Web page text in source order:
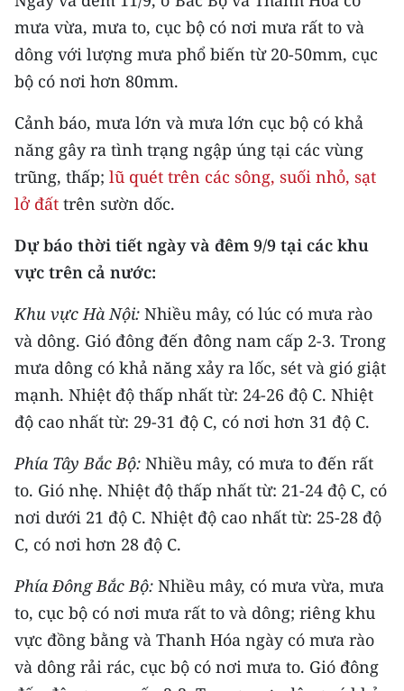
Media Thể thao
Media Giáo dục
Media Y tế
Media Khoa học - Công nghệ
Media Môi trường
Ảnh
Infographic
TIN MỚI
TIN ĐỊA PHƯƠNG
Trung du và miền núi phía Bắc
Đồng bằng sông Hồng
Bắc Trung Bộ
Duyên hải Nam Trung Bộ và Tây
Nguyên
Đồng bằng sông Cửu Long
Chuyên trang Hà Nội
mưa vừa, mưa to, cục bộ có nơi mưa rất to và
dông với lượng mưa phổ biến từ 20-50mm, cục
bộ có nơi hơn 80mm.
Cảnh báo, mưa lớn và mưa lớn cục bộ có khả
năng gây ra tình trạng ngập úng tại các vùng
trũng, thấp; lũ quét trên các sông, suối nhỏ, sạt
lở đất trên sườn dốc.
Dự báo thời tiết ngày và đêm 9/9 tại các khu
vực trên cả nước:
Khu vực Hà Nội: Nhiều mây, có lúc có mưa rào
và dông. Gió đông đến đông nam cấp 2-3. Trong
mưa dông có khả năng xảy ra lốc, sét và gió giật
mạnh. Nhiệt độ thấp nhất từ: 24-26 độ C. Nhiệt
độ cao nhất từ: 29-31 độ C, có nơi hơn 31 độ C.
Phía Tây Bắc Bộ: Nhiều mây, có mưa to đến rất
to. Gió nhẹ. Nhiệt độ thấp nhất từ: 21-24 độ C, có
nơi dưới 21 độ C. Nhiệt độ cao nhất từ: 25-28 độ
C, có nơi hơn 28 độ C.
Phía Đông Bắc Bộ: Nhiều mây, có mưa vừa, mưa
to, cục bộ có nơi mưa rất to và dông; riêng khu
vực đồng bằng và Thanh Hóa ngày có mưa rào
và dông rải rác, cục bộ có nơi mưa to. Gió đông